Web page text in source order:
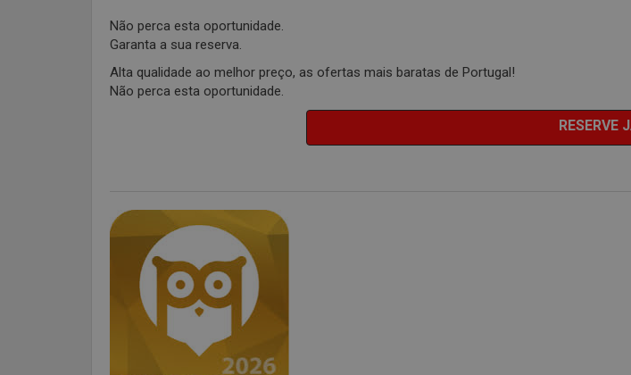
Não perca esta oportunidade.
Garanta a sua reserva.
Alta qualidade ao melhor preço, as ofertas mais baratas de Portugal!
Não perca esta oportunidade.
RESERVE